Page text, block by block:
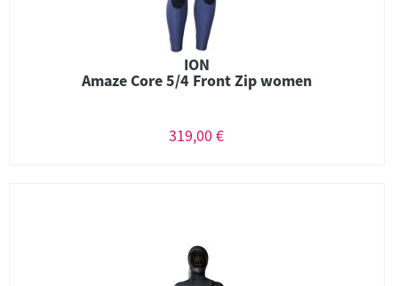
ION
Amaze Core 5/4 Front Zip women
319,00 €